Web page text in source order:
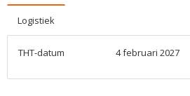
Logistiek
THT-datum 4 februari 2027